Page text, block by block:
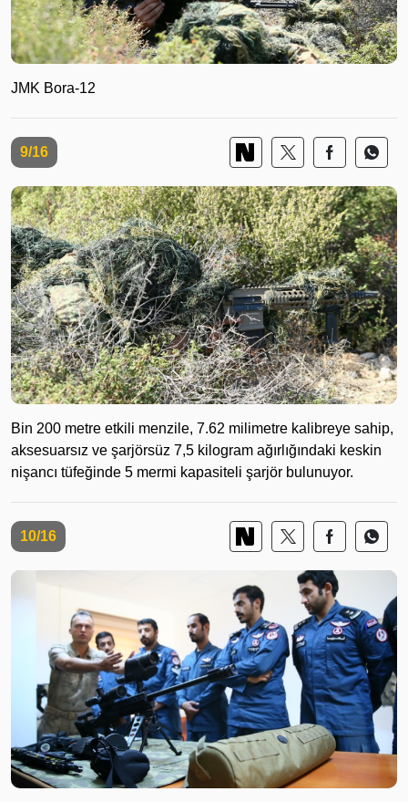
JMK Bora-12
9/16
Bin 200 metre etkili menzile, 7.62 milimetre kalibreye sahip,
aksesuarsız ve şarjörsüz 7,5 kilogram ağırlığındaki keskin
nişancı tüfeğinde 5 mermi kapasiteli şarjör bulunuyor.
10/16